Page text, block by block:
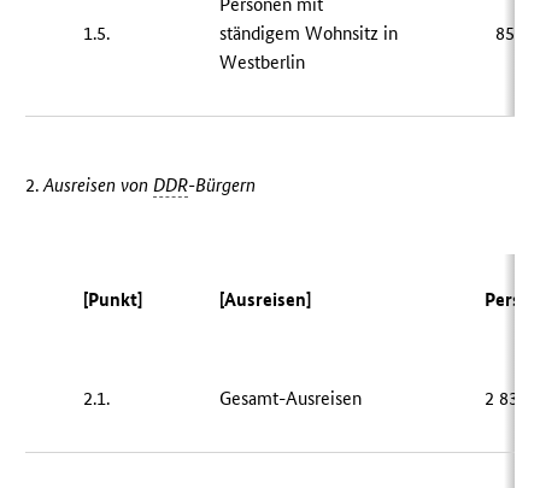
1.5.
Personen mit
ständigem Wohnsitz in
Westberlin
850
2.Ausreisen vonDDR-Bürgern
[Punkt] [Ausreisen]
2.1. Gesamt-Ausreisen 2 837